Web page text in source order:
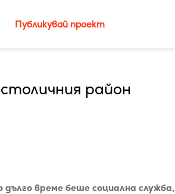
Публикувай проект
район
време беше социална служба,